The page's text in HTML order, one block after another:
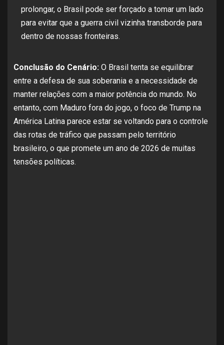
prolongar, o Brasil pode ser forçado a tomar um lado
para evitar que a guerra civil vizinha transborde para
dentro de nossas fronteiras.
Conclusão do Cenário: O Brasil tenta se equilibrar
entre a defesa de sua soberania e a necessidade de
manter relações com a maior potência do mundo. No
entanto, com Maduro fora do jogo, o foco de Trump na
América Latina parece estar se voltando para o controle
das rotas de tráfico que passam pelo território
brasileiro, o que promete um ano de 2026 de muitas
tensões políticas.